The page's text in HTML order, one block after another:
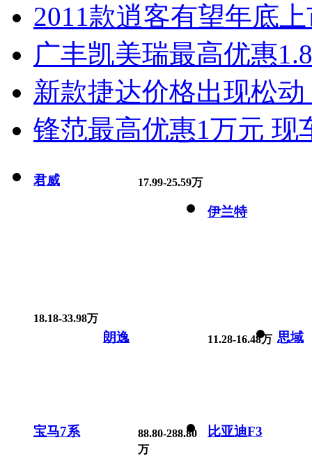
2011款逍客有望年底
广丰凯美瑞最高优惠
新款捷达价格出现松
锋范最高优惠1万元 现
君威 17.99-25.59万
伊兰特
18.18-33.98万
朗逸 11.28-16.48万 思域
宝马7系
88.80-288.80
万
比亚迪F3